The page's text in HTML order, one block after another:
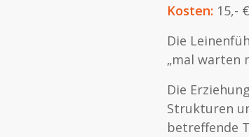
Kosten: 15,-
Die
„mal warten
Die
Strukturen
betreffende